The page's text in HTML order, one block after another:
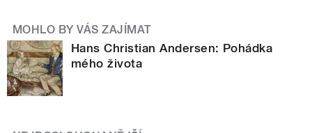
MOHLO BY VÁS ZAJÍMAT
Hans Christian Andersen: Pohádka
mého života